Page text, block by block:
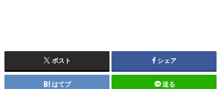
ポスト シェア
はてブ 送る